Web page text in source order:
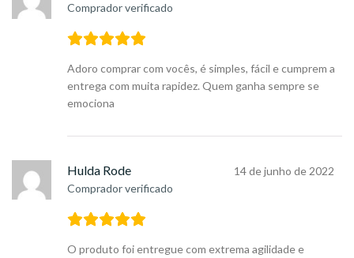
Comprador verificado
Adoro comprar com vocês, é simples, fácil e cumprem a
entrega com muita rapidez. Quem ganha sempre se
emociona
Hulda Rode
Comprador verificado
14 de junho de 2022
O produto foi entregue com extrema agilidade e